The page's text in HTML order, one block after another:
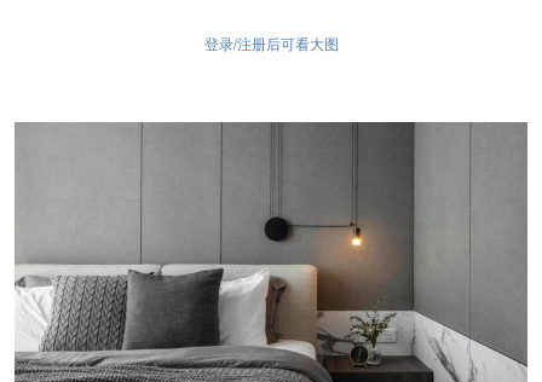
登录/注册后可看大图